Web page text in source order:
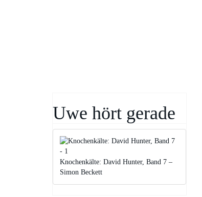
Uwe hört gerade
Knochenkälte: David Hunter, Band 7 –
Simon Beckett